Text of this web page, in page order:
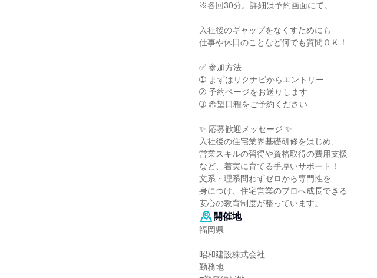
※各回30分。詳細は予約画面にて。
入社後のギャップをなくすためにも
仕事や休日のことなど何でも質問ＯＫ！
✅ 参加方法
➀ まずはリクナビからエントリー
➁ 予約ページをお送りします
➂ 希望日程をご予約ください
✨ 応募歓迎メッセージ ✨
入社後の住宅業界基礎研修をはじめ、
営業スキルの習得や資格取得の費用支援
など、着実に育てる手厚いサポート！
文系・理系問わずゼロから専門性を
身につけ、住宅営業のプロへ成長できる
安心の教育制度が整っています。
開催地
福岡県
昭和建設株式会社
勤務地